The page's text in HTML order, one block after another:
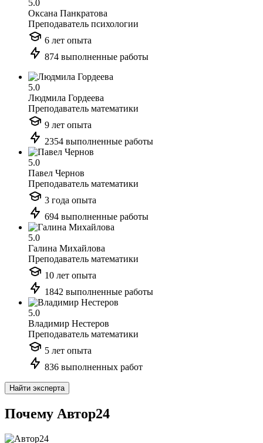
5.0
Оксана Панкратова
Преподаватель психологии
6 лет опыта
874 выполненные работы
5.0
Людмила Гордеева
Преподаватель математики
9 лет опыта
2354 выполненные работы
5.0
Павел Чернов
Преподаватель математики
3 года опыта
694 выполненные работы
5.0
Галина Михайлова
Преподаватель математики
10 лет опыта
1842 выполненные работы
5.0
Владимир Нестеров
Преподаватель математики
5 лет опыта
836 выполненных работ
Найти эксперта
Почему Автор24